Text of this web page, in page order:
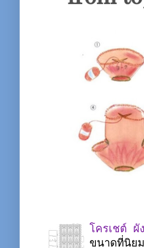
โครเชต์
ขนาดที่นิย